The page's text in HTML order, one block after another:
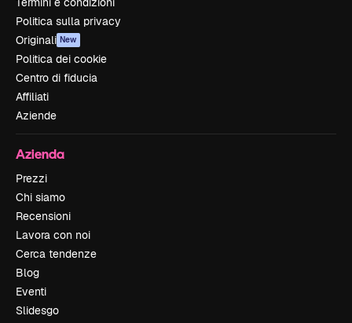
Politica sulla privacy
Originali New
Politica dei cookie
Centro di fiducia
Affiliati
Aziende
Azienda
Prezzi
Chi siamo
Recensioni
Lavora con noi
Cerca tendenze
Blog
Eventi
Slidesgo